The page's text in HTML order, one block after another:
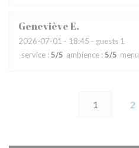
GenevièveE
2026-07-01 - 18:45 - guests 1
service : 5/5 ambience : 5/5 menu
1 2